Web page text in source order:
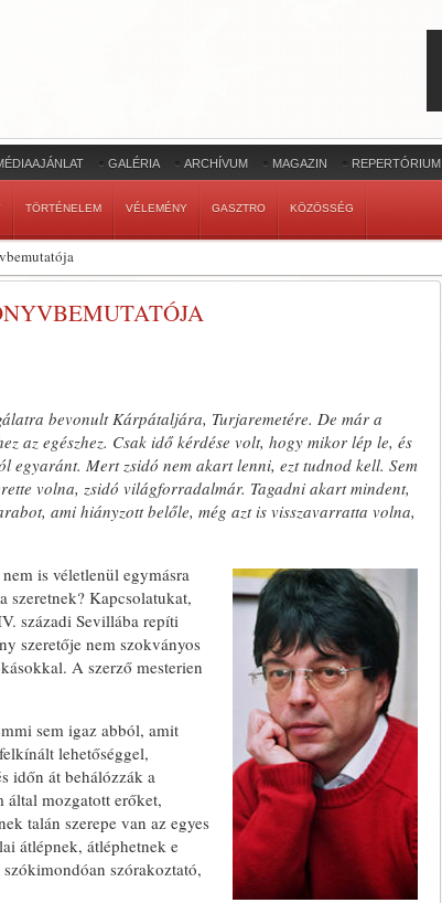
GALÉRIA ARCHÍVUM MAGAZIN REPERTÓRIUM
TÖRTÉNELEM VÉLEMÉNY GASZTRO KÖZÖSSÉG
bevonult Kárpátaljára, Turjaremetére. De már a
az egészhez. Csak idő kérdése volt, hogy mikor lép le, és
egyaránt. Mert zsidó nem akart lenni, ezt tudnod kell. Sem
volna, zsidó világforradalmár. Tagadni akart mindent,
ami hiányzott belőle, még azt is visszavarratta volna,
is véletlenül egymásra
szeretnek? Kapcsolatukat,
századi Sevillába repíti
szeretője nem szokványos
A szerző mesterien
sem igaz abból, amit
lehetőséggel,
időn át behálózzák a
által mozgatott erőket,
talán szerepe van az egyes
átlépnek, átléphetnek e
szórakoztató,